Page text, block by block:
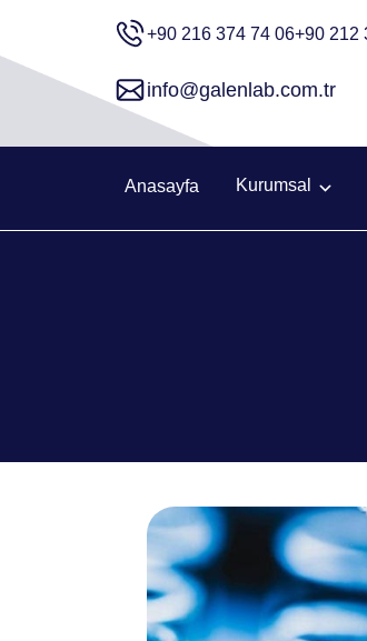
+90 216 374 74 06+90 212
info@galenlab.com.tr
Anasayfa Kurumsal